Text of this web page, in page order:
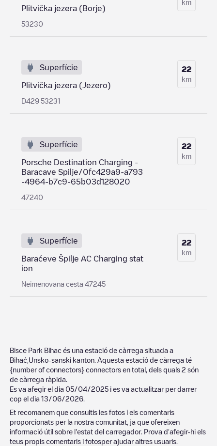
Plitvička jezera (Borje)
53230
km
Superfície
Plitvička jezera (Jezero)
D429 53231
22
km
Superfície
Porsche Destination Charging -
Baracave Spilje/0fc429a9-a793
-4964-b7c9-65b03d128020
47240
22
km
Superfície
Baraćeve Špilje AC Charging stat
ion
Neimenovana cesta 47245
22
km
Bisce Park Bihac és una estació de càrrega situada a
Bihać Unsko-sanski kanton . Aquesta estació de càrrega té
{number of connectors} connectors en total, dels quals 2 són
de càrrega ràpida.
Es va afegir el dia 05/04/2025 i es va actualitzar per darrer
cop el dia 13/06/2026
Et recomanem que consultis les fotos i els comentaris
proporcionats per la nostra comunitat, ja que ofereixen
informació útil sobre l'estat del carregador. Prova d'afegir-hi els
teus propis comentaris i fotosper ajudar altres usuaris.